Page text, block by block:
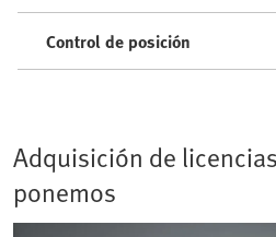
Control de posición
Adquisición de
ponemos